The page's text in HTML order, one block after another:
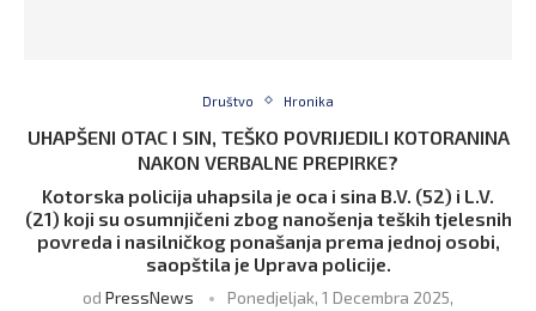
Društvo Hronika
UHAPŠENI OTAC I SIN, TEŠKO POVRIJEDILI KOTORANINA
NAKON VERBALNE PREPIRKE?
Kotorska policija uhapsila je oca i sina B.V. (52) i L.V.
(21) koji su osumnjičeni zbog nanošenja teških tjelesnih
povreda i nasilničkog ponašanja prema jednoj osobi,
saopštila je Uprava policije.
od PressNews Ponedjeljak, 1 Decembra 2025,